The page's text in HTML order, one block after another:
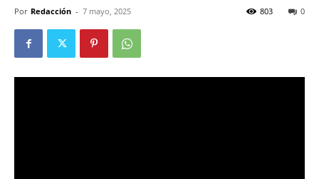
Por Redacción - 7 mayo, 2025 0
803